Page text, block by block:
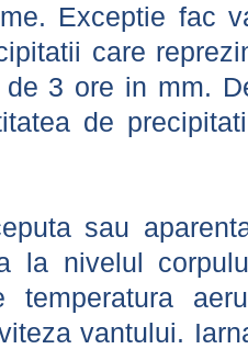
Exceptie fac
care
3 ore in mm.
de
sau
la nivelul
temperatura
vantului.